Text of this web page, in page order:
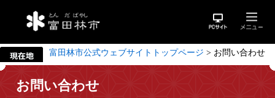
富田林市公式ウェブサイトトップページ > お問い合わせ
お問い合わせ